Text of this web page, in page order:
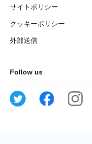
サイトポリシー
クッキーポリシー
外部送信
Follow us